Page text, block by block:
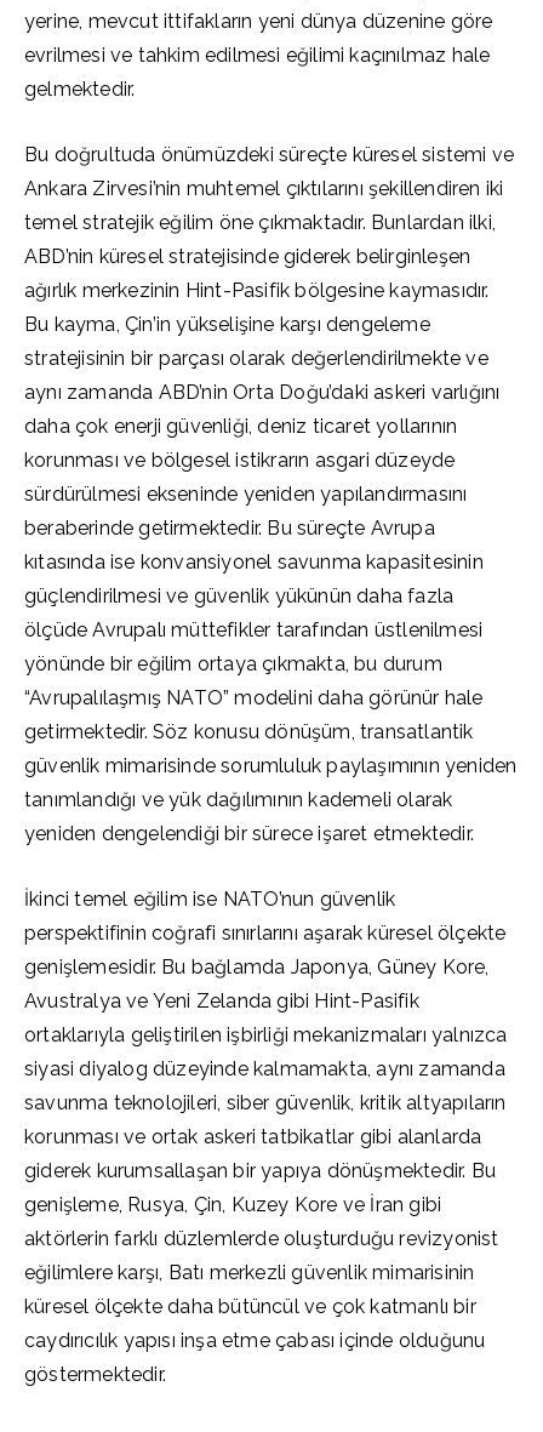
yerine, mevcut ittifakların yeni dünya düzenine göre
evrilmesi ve tahkim edilmesi eğilimi kaçınılmaz hale
gelmektedir.
Bu doğrultuda önümüzdeki süreçte küresel sistemi ve
Ankara Zirvesi’nin muhtemel çıktılarını şekillendiren iki
temel stratejik eğilim öne çıkmaktadır. Bunlardan ilki,
ABD’nin küresel stratejisinde giderek belirginleşen
ağırlık merkezinin Hint-Pasifik bölgesine kaymasıdır.
Bu kayma, Çin’in yükselişine karşı dengeleme
stratejisinin bir parçası olarak değerlendirilmekte ve
aynı zamanda ABD’nin Orta Doğu’daki askeri varlığını
daha çok enerji güvenliği, deniz ticaret yollarının
korunması ve bölgesel istikrarın asgari düzeyde
sürdürülmesi ekseninde yeniden yapılandırmasını
beraberinde getirmektedir. Bu süreçte Avrupa
kıtasında ise konvansiyonel savunma kapasitesinin
güçlendirilmesi ve güvenlik yükünün daha fazla
ölçüde Avrupalı müttefikler tarafından üstlenilmesi
yönünde bir eğilim ortaya çıkmakta, bu durum
“Avrupalılaşmış NATO” modelini daha görünür hale
getirmektedir. Söz konusu dönüşüm, transatlantik
güvenlik mimarisinde sorumluluk paylaşımının yeniden
tanımlandığı ve yük dağılımının kademeli olarak
yeniden dengelendiği bir sürece işaret etmektedir.
İkinci temel eğilim ise NATO’nun güvenlik
perspektifinin coğrafi sınırlarını aşarak küresel ölçekte
genişlemesidir. Bu bağlamda Japonya, Güney Kore,
Avustralya ve Yeni Zelanda gibi Hint-Pasifik
ortaklarıyla geliştirilen işbirliği mekanizmaları yalnızca
siyasi diyalog düzeyinde kalmamakta, aynı zamanda
savunma teknolojileri, siber güvenlik, kritik altyapıların
korunması ve ortak askeri tatbikatlar gibi alanlarda
giderek kurumsallaşan bir yapıya dönüşmektedir. Bu
genişleme, Rusya, Çin, Kuzey Kore ve İran gibi
aktörlerin farklı düzlemlerde oluşturduğu revizyonist
eğilimlere karşı, Batı merkezli güvenlik mimarisinin
küresel ölçekte daha bütüncül ve çok katmanlı bir
caydırıcılık yapısı inşa etme çabası içinde olduğunu
göstermektedir.